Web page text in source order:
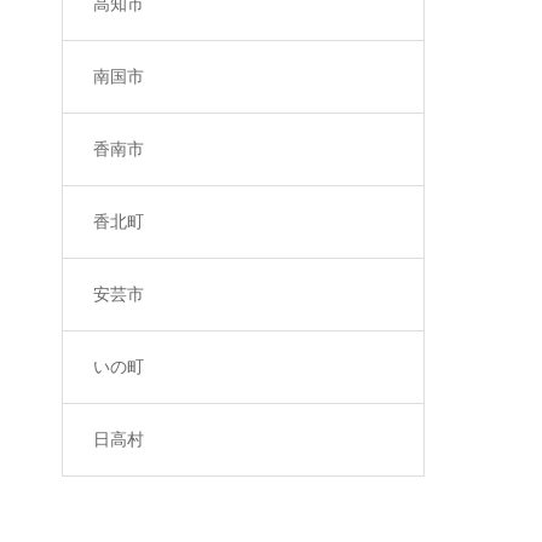
南国市
香南市
香北町
安芸市
いの町
日高村